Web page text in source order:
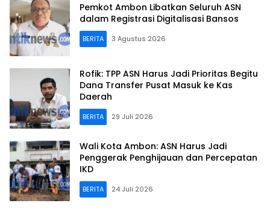
Pemkot Ambon Libatkan Seluruh ASN
dalam Registrasi Digitalisasi Bansos
BERITA 3 Agustus 2026
Rofik: TPP ASN Harus Jadi Prioritas Begitu
Dana Transfer Pusat Masuk ke Kas
Daerah
BERITA 29 Juli 2026
Wali Kota Ambon: ASN Harus Jadi
Penggerak Penghijauan dan Percepatan
IKD
BERITA 24 Juli 2026